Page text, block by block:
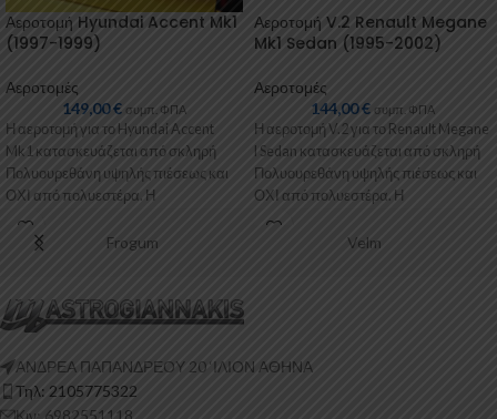
Αεροτομή Hyundai Accent Mk1
(1997-1999)
Αεροτομές
149,00€ συμπ. ΦΠΑ
Η αεροτομή για το Hyundai Accent
Mk1 κατασκευάζεται από σκληρή
Πολυουρεθάνη υψηλής πιέσεως και
ΟΧΙ από πολυεστέρα. Η
Πολυουρεθάνη είναι
Αεροτομή V.2 Renault Megane
Mk1 Sedan (1995-2002)
Αεροτομές
144,00€ συμπ. ΦΠΑ
Η αεροτομή V.2 για το Renault Megane
I Sedan κατασκευάζεται από σκληρή
Πολυουρεθάνη υψηλής πιέσεως και
ΟΧΙ από πολυεστέρα. Η
Frogum Velm
ΑΝΔΡΕΑ ΠΑΠΑΝΔΡΕΟΥ 20 ‘ΙΛΙΟΝ ΑΘΗΝΑ
Τηλ: 2105775322